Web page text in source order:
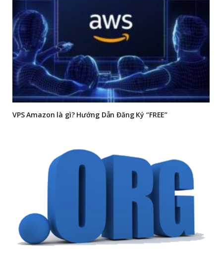
VPS Amazon là gì? Hướng Dẫn Đăng Ký “FREE”